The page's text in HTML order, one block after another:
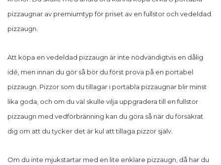
pizzaugnar av premiumtyp för priset av en fullstor och vedeldad
pizzaugn.
Att köpa en vedeldad pizzaugn är inte nödvändigtvis en dålig
idé, men innan du gör så bör du först prova på en portabel
pizzaugn. Pizzor som du tillagar i portabla pizzaugnar blir minst
lika goda, och om du väl skulle vilja uppgradera till en fullstor
pizzaugn med vedförbränning kan du göra så när du försäkrat
dig om att du tycker det är kul att tillaga pizzor själv.
Om du inte mjukstartar med en lite enklare pizzaugn, då har du